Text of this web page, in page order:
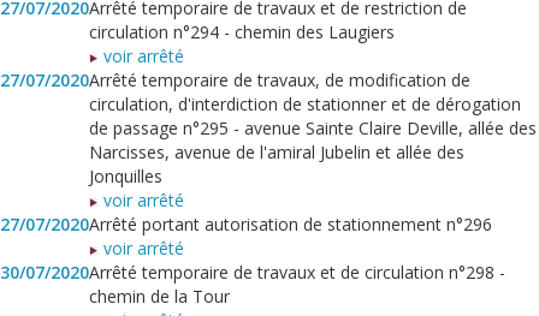
27/07/2020Arrêté temporaire de travaux et de restriction de
circulation n°294 - chemin des Laugiers
voir arrêté
27/07/2020Arrêté temporaire de travaux, de modification de
circulation, d'interdiction de stationner et de dérogation
de passage n°295 - avenue Sainte Claire Deville, allée des
Narcisses, avenue de l'amiral Jubelin et allée des
Jonquilles
voir arrêté
27/07/2020Arrêté portant autorisation de stationnement n°296
voir arrêté
30/07/2020Arrêté temporaire de travaux et de circulation n°298 -
chemin de la Tour